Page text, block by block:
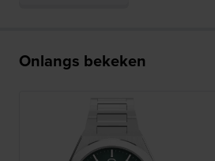
Onlangs bekeken